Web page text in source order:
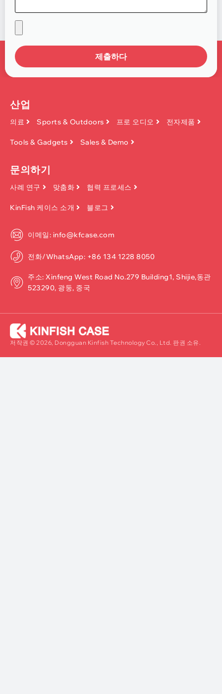
제출하다
산업
의료 Sports & Outdoors 프로 오디오 전자제품
Tools & Gadgets Sales & Demo
문의하기
사례 연구 맞춤화 협력 프로세스
KinFish 케이스 소개 블로그
이메일: info@kfcase.com
전화/WhatsApp: +86 134 1228 8050
주소: Xinfeng West Road No.279 Building1, Shijie,동관
523290, 광둥, 중국
저작권 © 2026, Dongguan Kinfish Technology Co., Ltd. 판권 소유.